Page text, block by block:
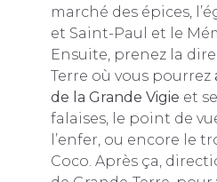
marché des épices,
et Saint-Paul et le
Ensuite, prenez la
Terre où vous pourrez
de la Grande Vigie et
falaises, le point de
l’enfer, ou encore le
Coco. Après ça,